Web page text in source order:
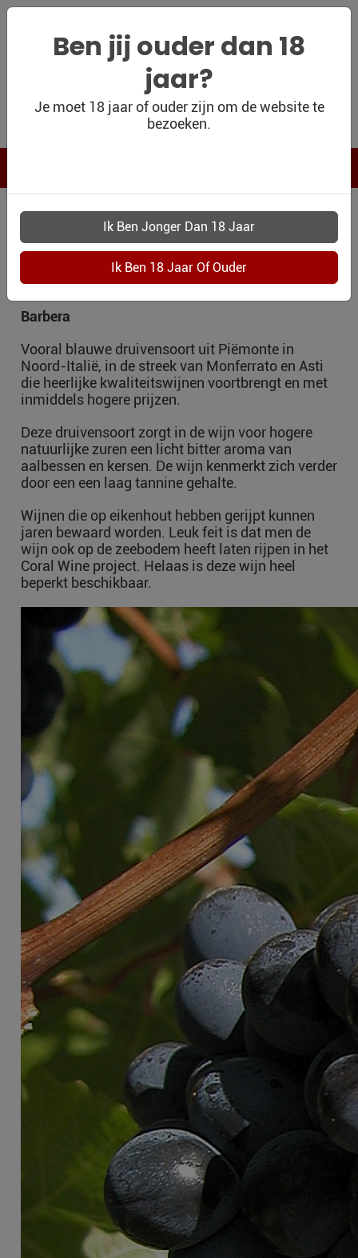
WIJNSHOP
WIJN BLOG
WIJN OUTLET
PERSOONLIJK-
WIJN-
KADOBON
Ben jij ouder dan 18
jaar?
Je moet 18 jaar of ouder zijn om de website te
bezoeken.
DRUIVENRAS
BARBERA
Barbera
Vooral blauwe druivensoort uit Piëmonte in
Noord-Italië, in de streek van Monferrato en Asti
die heerlijke kwaliteitswijnen voortbrengt en met
inmiddels hogere prijzen.
Deze druivensoort zorgt in de wijn voor hogere
natuurlijke zuren een licht bitter aroma van
aalbessen en kersen. De wijn kenmerkt zich verder
door een een laag tannine gehalte.
Wijnen die op eikenhout hebben gerijpt kunnen
jaren bewaard worden. Leuk feit is dat men de
wijn ook op de zeebodem heeft laten rijpen in het
Coral Wine project. Helaas is deze wijn heel
beperkt beschikbaar.